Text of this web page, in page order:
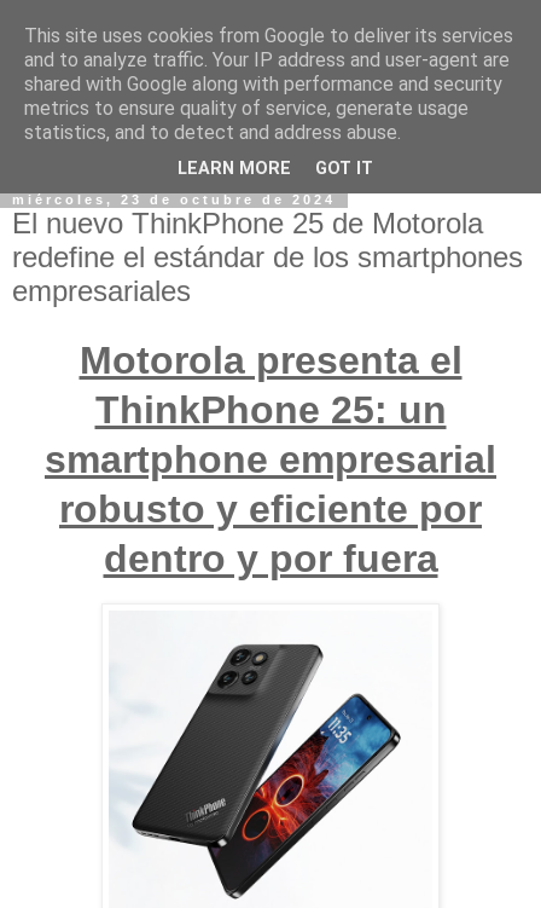
miércoles, 23 de octubre de 2024
El nuevo ThinkPhone 25 de Motorola
redefine el estándar de los smartphones
empresariales
Motorola presenta el
ThinkPhone 25: un
smartphone empresarial
robusto y eficiente por
dentro y por fuera
This site uses cookies from Google to deliver its services
and to analyze traffic. Your IP address and user-agent are
shared with Google along with performance and security
metrics to ensure quality of service, generate usage
statistics, and to detect and address abuse.
LEARN MORE GOT IT